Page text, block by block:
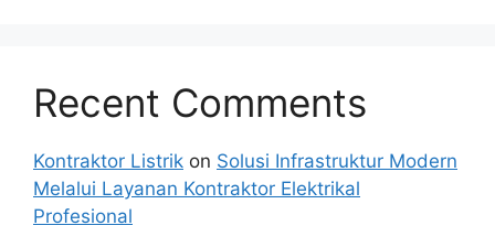
Recent Comments
Kontraktor Listrik on Solusi Infrastruktur Modern
Melalui Layanan Kontraktor Elektrikal
Profesional